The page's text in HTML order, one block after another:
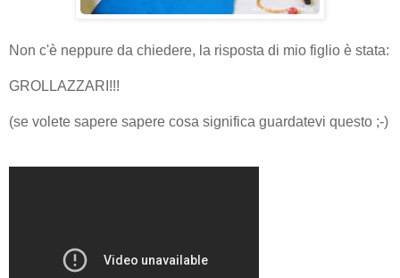
Non c'è neppure da chiedere, la risposta di mio figlio è stata:
GROLLAZZARI!!!
(se volete sapere sapere cosa significa guardatevi questo ;-)